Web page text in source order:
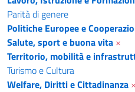
Parità di genere
Politiche Europee e
Salute, sport e buona vita ×
Territorio, mobilità e
Turismo e Cultura
Welfare, Diritti e Cittadinanza ×